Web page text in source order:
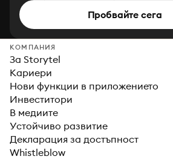
Пробвайте сега
КОМПАНИЯ
За Storytel
Кариери
Нови функции в приложението
Инвеститори
В медиите
Устойчиво развитие
Декларация за достъпност
Whistleblow